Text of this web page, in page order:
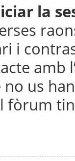
la
i
us
fòrum